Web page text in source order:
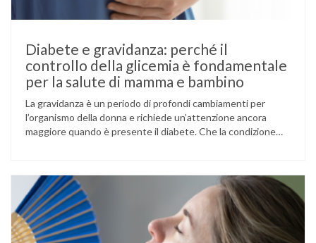
Diabete e gravidanza: perché il
controllo della glicemia è fondamentale
per la salute di mamma e bambino
La gravidanza è un periodo di profondi cambiamenti per
l’organismo della donna e richiede un’attenzione ancora
maggiore quando è presente il diabete. Che la condizione
volta durante la gestazione (diabete gestazionale),
mantenere …